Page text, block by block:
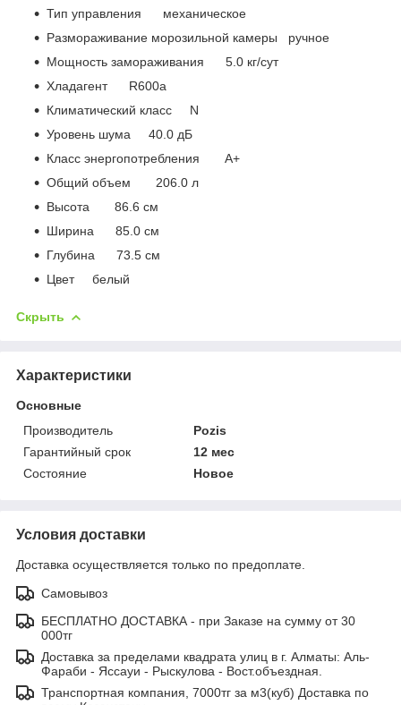
Тип управления механическое
Размораживание морозильной камеры ручное
Мощность замораживания 5.0 кг/сут
Хладагент R600a
Климатический класс N
Уровень шума 40.0 дБ
Класс энергопотребления A+
Общий объем 206.0 л
Высота 86.6 см
Ширина 85.0 см
Глубина 73.5 см
Цвет белый
Скрыть
Характеристики
Основные
Производитель
Pozis
Гарантийный срок
12 мес
Состояние
Новое
Условия доставки
Доставка осуществляется только по предоплате.
Самовывоз
БЕСПЛАТНО ДОСТАВКА - при Заказе на сумму от 30
000тг
Доставка за пределами квадрата улиц в г. Алматы: Аль-
Фараби - Яссауи - Рыскулова - Вост.объездная.
Транспортная компания, 7000тг за м3(куб) Доставка по